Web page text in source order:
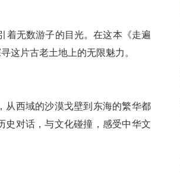
着无数游子的目光。在这本《走遍
这片古老土地上的无限魅力。
从西域的沙漠戈壁到东海的繁华都
史对话，与文化碰撞，感受中华文